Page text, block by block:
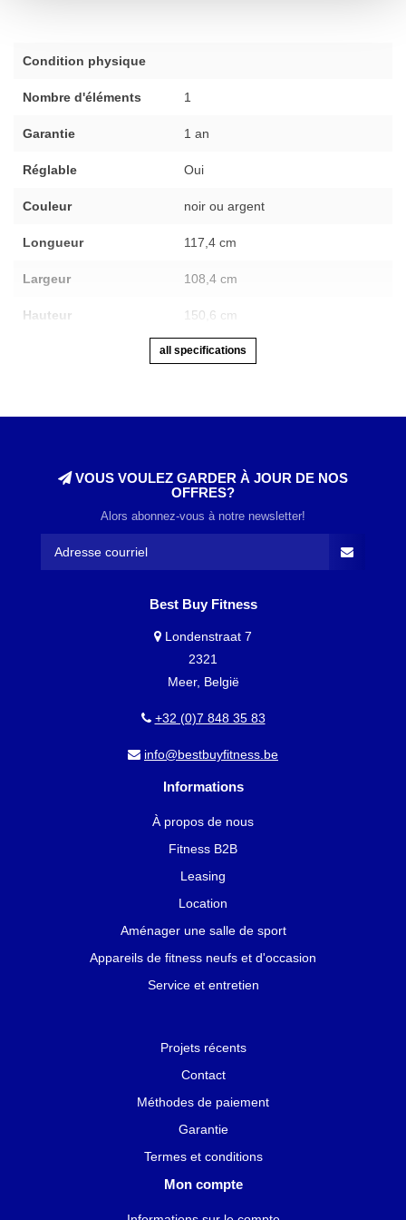
Condition physique
Nombre d'éléments 1
Garantie 1 an
Réglable Oui
Couleur noir ou argent
Longueur 117,4 cm
Largeur 108,4 cm
Hauteur 150,6 cm
all specifications
VOUS VOULEZ GARDER À JOUR DE NOS
OFFRES?
Alors abonnez-vous à notre newsletter!
Best Buy Fitness
Londenstraat 7
2321
Meer, België
+32 (0)7 848 35 83
info@bestbuyfitness.be
Informations
À propos de nous
Fitness B2B
Leasing
Location
Aménager une salle de sport
Appareils de fitness neufs et d'occasion
Service et entretien
Projets récents
Contact
Méthodes de paiement
Garantie
Termes et conditions
Mon compte